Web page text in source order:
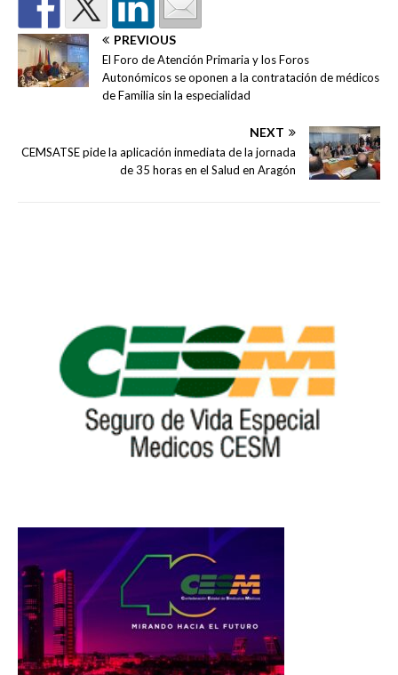
PREVIOUS
El Foro de Atención Primaria y los Foros
Autonómicos se oponen a la contratación de médicos
de Familia sin la especialidad
NEXT
CEMSATSE pide la aplicación inmediata de la jornada
de 35 horas en el Salud en Aragón